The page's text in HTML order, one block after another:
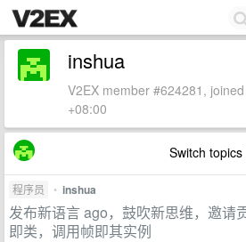
inshua
V2EX member #624281,
+08:00
Switch topics
程序员 • inshua
发布新语言 ago，鼓吹新思维，邀请
即类，调用帧即其实例